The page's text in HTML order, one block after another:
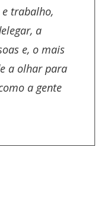
trabalho,
a
e, o mais
a olhar para
a gente